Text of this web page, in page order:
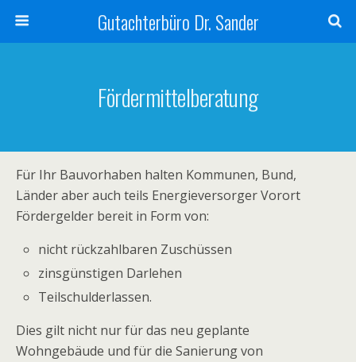
Gutachterbüro Dr. Sander
Fördermittelberatung
Für Ihr Bauvorhaben halten Kommunen, Bund,
Länder aber auch teils Energieversorger Vorort
Fördergelder bereit in Form von:
nicht rückzahlbaren Zuschüssen
zinsgünstigen Darlehen
Teilschulderlassen.
Dies gilt nicht nur für das neu geplante
Wohngebäude und für die Sanierung von